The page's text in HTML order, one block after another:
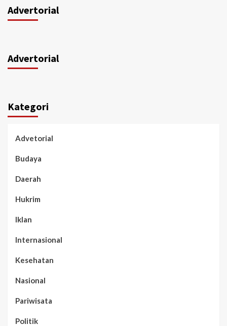
Advertorial
Advertorial
Kategori
Advetorial
Budaya
Daerah
Hukrim
Iklan
Internasional
Kesehatan
Nasional
Pariwisata
Politik